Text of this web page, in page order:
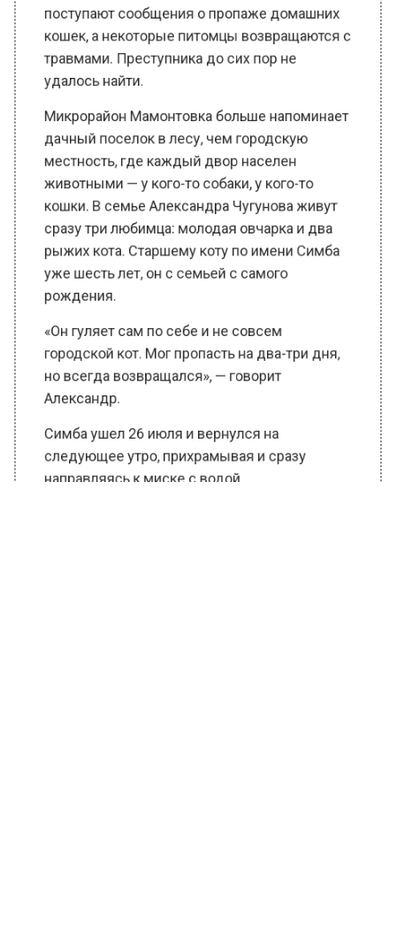
Микрорайон Мамонтовка больше напоминает
дачный поселок в лесу, чем городскую
местность, где каждый двор населен
животными — у кого-то собаки, у кого-то
кошки. В семье Александра Чугунова живут
сразу три любимца: молодая овчарка и два
рыжих кота. Старшему коту по имени Симба
уже шесть лет, он с семьей с самого
рождения.
«Он гуляет сам по себе и не совсем
городской кот. Мог пропасть на два-три дня,
но всегда возвращался», — говорит
Александр.
Симба ушел 26 июля и вернулся на
следующее утро, прихрамывая и сразу
направляясь к миске с водой.
«Жена заметила, что кот в крови, а на голове
будто клещи. При ближнем рассмотрении